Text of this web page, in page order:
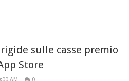
sulle casse premio
Store